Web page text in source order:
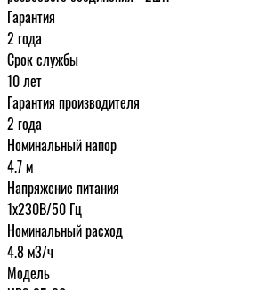
Гарантия
2 года
Срок службы
10 лет
Гарантия производителя
2 года
Номинальный напор
4.7 м
Напряжение питания
1х230В/50 Гц
Номинальный расход
4.8 м3/ч
Модель